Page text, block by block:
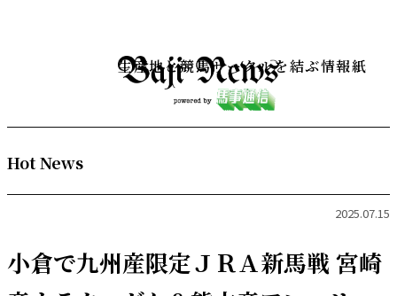
生産地と競馬サークルを結ぶ情報紙
Hot News
2025.07.15
小倉で九州産限定ＪＲＡ新馬戦 宮崎